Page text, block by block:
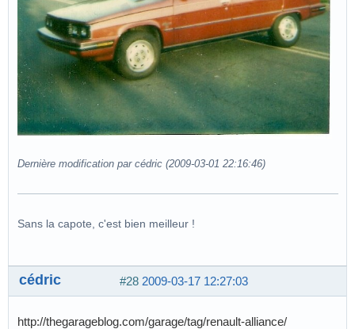
Dernière modification par cédric (2009-03-01 22:16:46)
Sans la capote, c'est bien meilleur !
#28 2009-03-17 12:27:03
cédric
http://thegarageblog.com/garage/tag/renault-alliance/